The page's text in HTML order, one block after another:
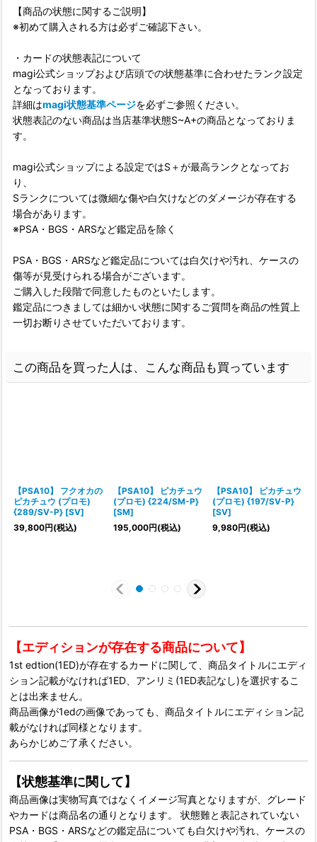
【商品の状態に関するご説明】
※初めて購入される方は必ずご確認下さい。
・カードの状態表記について
magi公式ショップおよび店頭での状態基準に合わせたランク設定
となっております。
詳細はmagi状態基準ページを必ずご参照ください。
状態表記のない商品は当店基準状態S~A+の商品となっておりま
す。
magi公式ショップによる設定ではS＋が最高ランクとなってお
り、
Sランクについては微細な傷や白欠けなどのダメージが存在する
場合があります。
※PSA・BGS・ARSなど鑑定品を除く
PSA・BGS・ARSなど鑑定品については白欠けや汚れ、ケースの
傷等が見受けられる場合がございます。
ご購入した段階で同意したものといたします。
鑑定品につきましては細かい状態に関するご質問を商品の性質上
一切お断りさせていただいております。
この商品を買った人は、こんな商品も買っています
【PSA10】 フクオカの
ピカチュウ (プロモ)
{289/SV-P} [SV]
39,800円(税込)
【PSA10】 ピカチュウ
(プロモ) {224/SM-P}
[SM]
195,000円(税込)
【PSA10】 ピカチュウ
(プロモ) {197/SV-P}
[SV]
9,980円(税込)
【エディションが存在する商品について】
1st edtion(1ED)が存在するカードに関して、商品タイトルにエディ
ション記載がなければ1ED、アンリミ(1ED表記なし)を選択するこ
とは出来ません。
商品画像が1edの画像であっても、商品タイトルにエディション記
載がなければ同様となります。
あらかじめご了承ください。
【状態基準に関して】
商品画像は実物写真ではなくイメージ写真となりますが、グレード
やカードは商品名の通りとなります。 状態難と表記されていない
PSA・BGS・ARSなどの鑑定品についても白欠けや汚れ、ケースの